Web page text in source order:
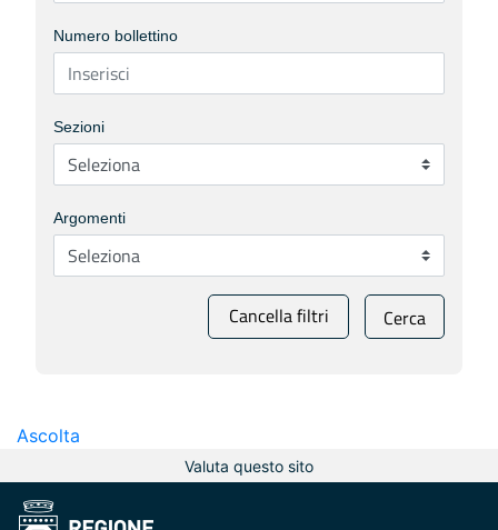
Numero bollettino
Sezioni
Argomenti
Cancella filtri Cerca
Ascolta
Valuta questo sito